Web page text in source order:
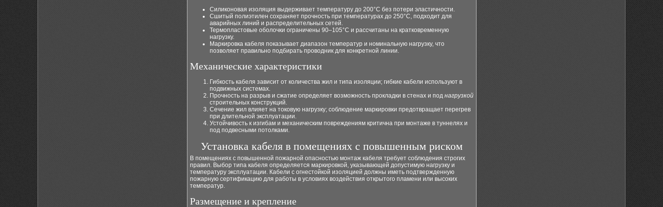
Силиконовая изоляция выдерживает температуру до 200°C без потери эластичности.
Сшитый полиэтилен сохраняет прочность при температурах до 250°C, подходит для
аварийных линий и распределительных сетей.
Термопластовые оболочки ограничены 90–105°C и рассчитаны на кратковременную
нагрузку.
Маркировка кабеля показывает диапазон температур и номинальную нагрузку, что
позволяет правильно подбирать проводник для конкретной линии.
Механические характеристики
Гибкость кабеля зависит от количества жил и типа изоляции; гибкие кабели используют в
подвижных системах.
Прочность на разрыв и сжатие определяет возможность прокладки в стенах и под нагрузкой
строительных конструкций.
Сечение жил влияет на токовую нагрузку; соблюдение маркировки предотвращает перегрев
при длительной эксплуатации.
Устойчивость к изгибам и механическим повреждениям критична при монтаже в туннелях и
под подвесными потолками.
Установка кабеля в помещениях с повышенным риском
В помещениях с повышенной пожарной опасностью монтаж кабеля требует соблюдения строгих
правил. Выбор типа кабеля определяется маркировкой, указывающей допустимую нагрузку и
температуру эксплуатации. Кабели с огнестойкой изоляцией должны иметь подтвержденную
пожарную сертификацию для работы в условиях воздействия открытого пламени или высоких
температур.
Размещение и крепление